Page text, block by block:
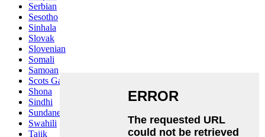
Serbian
Sesotho
Sinhala
Slovak
Slovenian
Somali
Samoan
Scots Gaelic
Shona
Sindhi
Sundanese
Swahili
Tajik